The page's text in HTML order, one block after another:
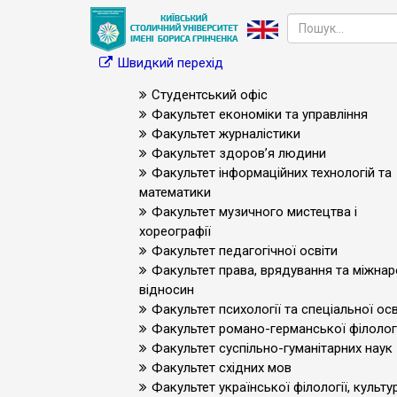
Швидкий перехід
Студентський офіс
Факультет економіки та управління
Факультет журналістики
Факультет здоров’я людини
Факультет інформаційних технологій та
математики
Факультет музичного мистецтва і
хореографії
Факультет педагогічної освіти
Факультет права, врядування та
відносин
Факультет психології та спеціальної
Факультет романо-германської
Факультет суспільно-гуманітарних наук
Факультет східних мов
Факультет української філології,